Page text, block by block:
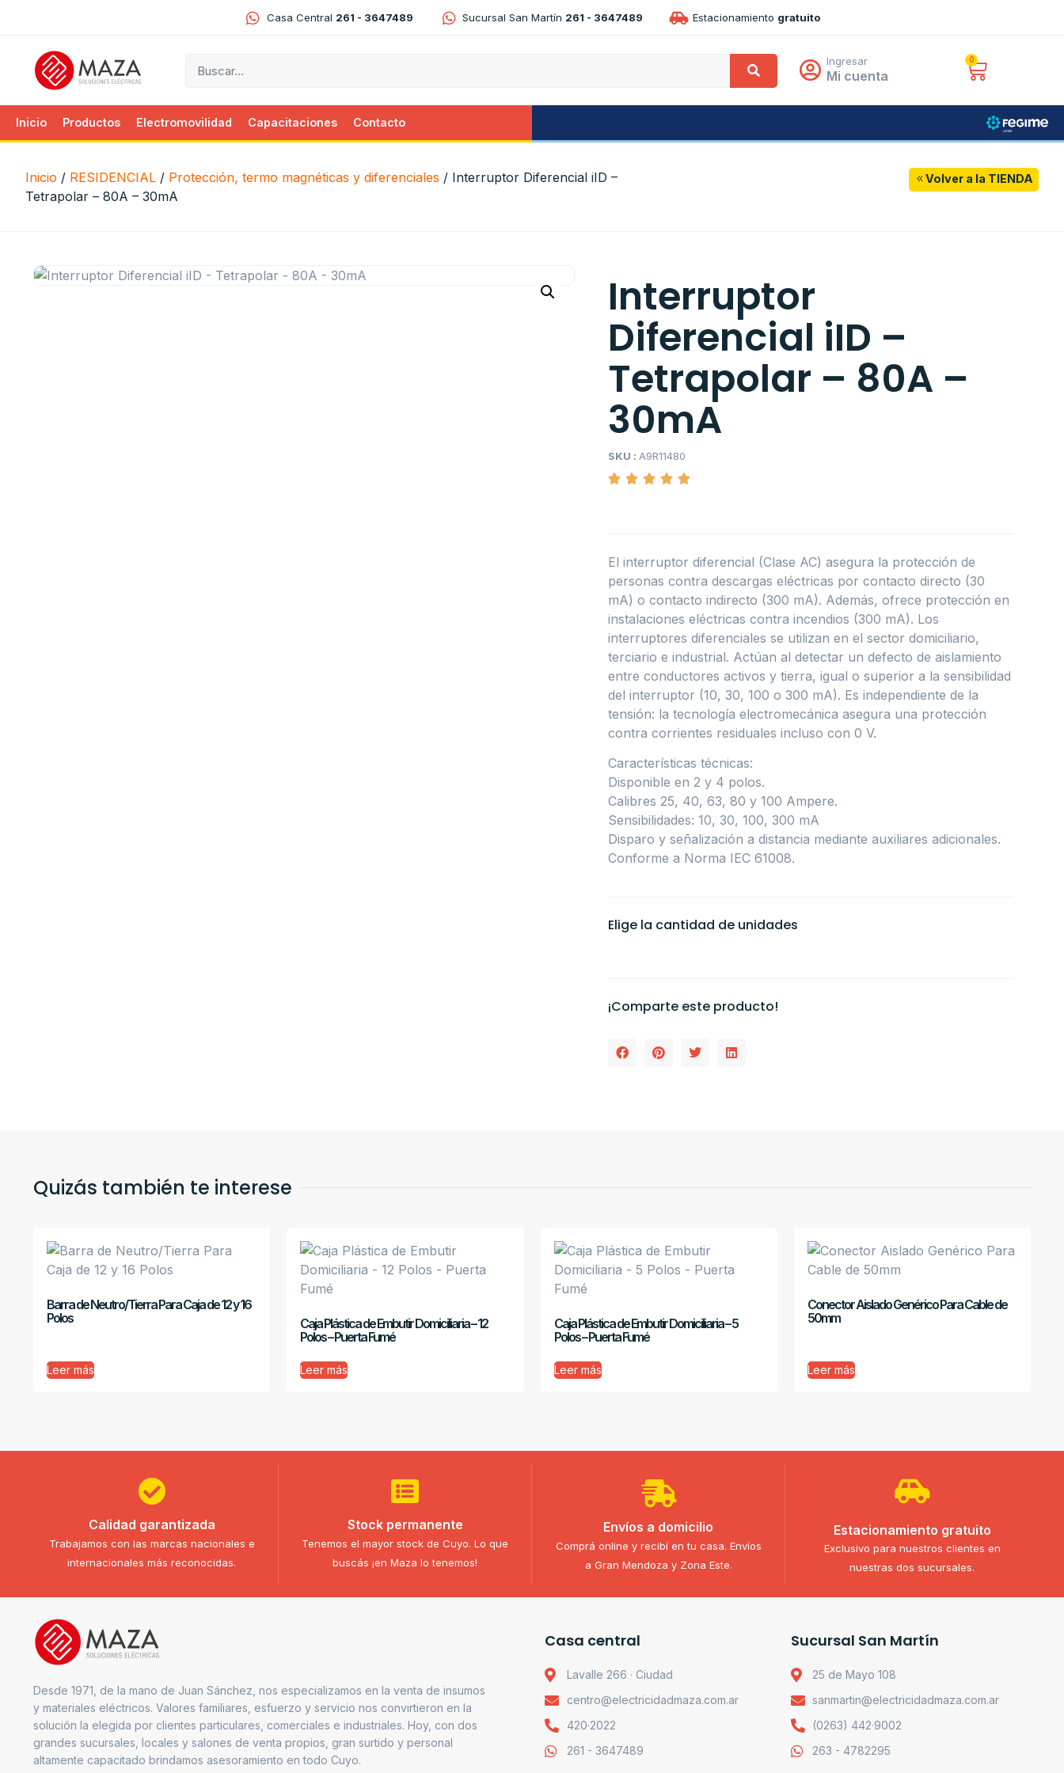
Casa Central 261 - 3647489 Sucursal San Martín 261 - 3647489 Estacionamiento gratuito
Ingresar
Mi cuenta
0
Inicio Productos Electromovilidad Capacitaciones Contacto
Inicio / RESIDENCIAL / Protección, termo magnéticas y diferenciales / Interruptor Diferencial iID –
Tetrapolar – 80A – 30mA
Volver a la TIENDA
Interruptor
Diferencial iID –
Tetrapolar – 80A –
30mA
SKU : A9R11480
El interruptor diferencial (Clase AC) asegura la protección de
personas contra descargas eléctricas por contacto directo (30
mA) o contacto indirecto (300 mA). Además, ofrece protección en
instalaciones eléctricas contra incendios (300 mA). Los
interruptores diferenciales se utilizan en el sector domiciliario,
terciario e industrial. Actúan al detectar un defecto de aislamiento
entre conductores activos y tierra, igual o superior a la sensibilidad
del interruptor (10, 30, 100 o 300 mA). Es independiente de la
tensión: la tecnología electromecánica asegura una protección
contra corrientes residuales incluso con 0 V.
Características técnicas:
Disponible en 2 y 4 polos.
Calibres 25, 40, 63, 80 y 100 Ampere.
Sensibilidades: 10, 30, 100, 300 mA
Disparo y señalización a distancia mediante auxiliares adicionales.
Conforme a Norma IEC 61008.
Elige la cantidad de unidades
¡Comparte este producto!
Quizás también te interese
Barra de Neutro/Tierra Para Caja de 12 y 16
Polos
Leer más
Caja Plástica de Embutir Domiciliaria – 12
Polos – Puerta Fumé
Leer más
Caja Plástica de Embutir Domiciliaria – 5
Polos – Puerta Fumé
Leer más
Conector Aislado Genérico Para Cable de
50mm
Leer más
Calidad garantizada
Trabajamos con las marcas nacionales e
internacionales más reconocidas.
Stock permanente
Tenemos el mayor stock de Cuyo. Lo que
buscás ¡en Maza lo tenemos!
Envíos a domicilio
Comprá online y recibí en tu casa. Envíos
a Gran Mendoza y Zona Este.
Estacionamiento gratuito
Exclusivo para nuestros clientes en
nuestras dos sucursales.
Desde 1971, de la mano de Juan Sánchez, nos especializamos en la venta de insumos
y materiales eléctricos. Valores familiares, esfuerzo y servicio nos convirtieron en la
solución la elegida por clientes particulares, comerciales e industriales. Hoy, con dos
grandes sucursales, locales y salones de venta propios, gran surtido y personal
altamente capacitado brindamos asesoramiento en todo Cuyo.
Casa central
Lavalle 266 · Ciudad
centro@electricidadmaza.com.ar
420·2022
261 - 3647489
Sucursal San Martín
25 de Mayo 108
sanmartin@electricidadmaza.com.ar
(0263) 442·9002
263 - 4782295